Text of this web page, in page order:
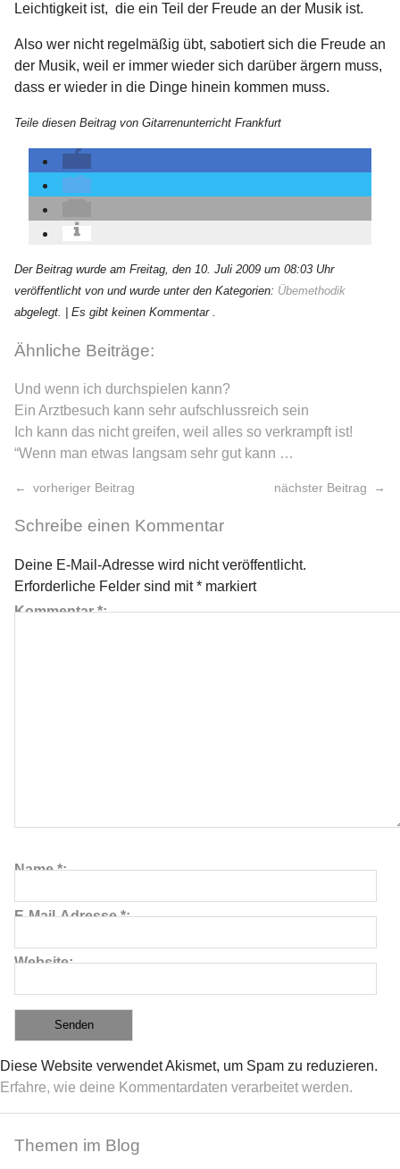
Leichtigkeit ist, die ein Teil der Freude an der Musik ist.
Also wer nicht regelmäßig übt, sabotiert sich die Freude an
der Musik, weil er immer wieder sich darüber ärgern muss,
dass er wieder in die Dinge hinein kommen muss.
Teile diesen Beitrag von Gitarrenunterricht Frankfurt
Der Beitrag wurde am Freitag, den 10. Juli 2009 um 08:03 Uhr
veröffentlicht von und wurde unter den Kategorien: Übemethodik
abgelegt.
| Es gibt keinen Kommentar .
Ähnliche Beiträge:
Und wenn ich durchspielen kann?
Ein Arztbesuch kann sehr aufschlussreich sein
Ich kann das nicht greifen, weil alles so verkrampft ist!
“Wenn man etwas langsam sehr gut kann …
vorheriger Beitrag nächster Beitrag
Schreibe einen Kommentar
Deine E-Mail-Adresse wird nicht veröffentlicht.
Erforderliche Felder sind mit* markiert
Kommentar*
Name*
E-Mail-Adresse*
Website
Diese Website verwendet Akismet, um Spam zu reduzieren.
Erfahre, wie deine Kommentardaten verarbeitet werden.
Themen im Blog